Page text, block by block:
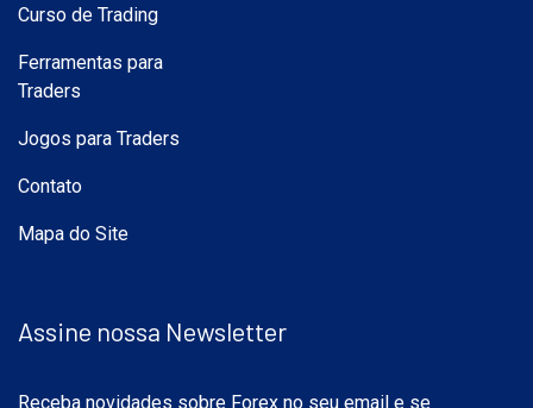
Curso de Trading
Ferramentas para
Traders
Jogos para Traders
Contato
Mapa do Site
Assine nossa Newsletter
Receba novidades sobre Forex no seu email e se